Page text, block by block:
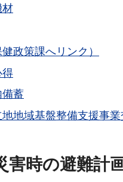
材
政策課へリンク）
得
備蓄
地域基盤整備支援事
害時の避難計